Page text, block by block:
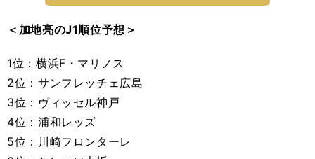
＜加地亮のJ1順位予想＞
1位：横浜F・マリノス
2位：サンフレッチェ広島
3位：ヴィッセル神戸
4位：浦和レッズ
5位：川崎フロンターレ